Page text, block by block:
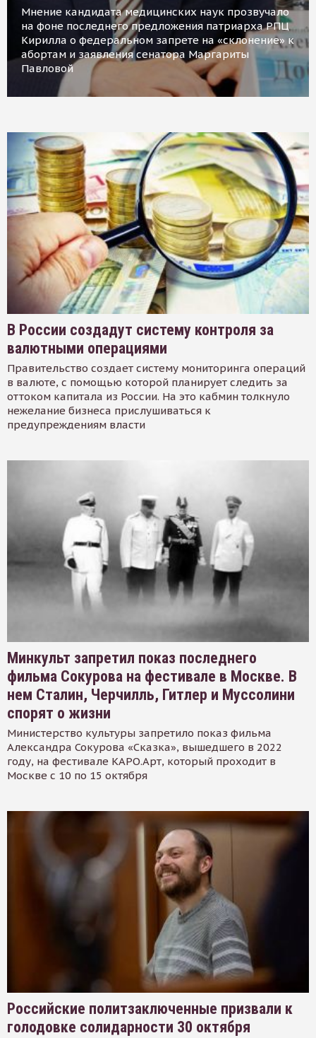
Мнение кандидата медицинских наук прозвучало
на фоне последнего предложения патриарха РПЦ
Кирилла о федеральном запрете на «склонение» к
абортам и заявления сенатора Маргариты
Павловой
В России создадут систему контроля за
валютными операциями
Правительство создает систему мониторинга операций
в валюте, с помощью которой планирует следить за
оттоком капитала из России. На это кабмин толкнуло
нежелание бизнеса прислушиваться к
предупреждениям власти
Минкульт запретил показ последнего
фильма Сокурова на фестивале в Москве. В
нем Сталин, Черчилль, Гитлер и Муссолини
спорят о жизни
Министерство культуры запретило показ фильма
Александра Сокурова «Сказка», вышедшего в 2022
году, на фестивале КАРО.Арт, который проходит в
Москве с 10 по 15 октября
Российские политзаключенные призвали к
голодовке солидарности 30 октября